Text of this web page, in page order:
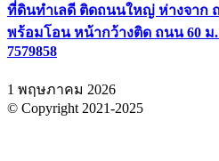
ที่ดินทำเลดี ติดถนนใหญ่ ห่างจาก
พร้อมโอน หน้ากว้างติด ถนน 60 ม
7579858
1 พฤษภาคม 2026
© Copyright 2021-2025